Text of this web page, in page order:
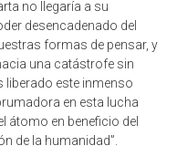
desencadenado del
formas de pensar, y
una catástrofe sin
liberado este inmenso
en esta lucha
átomo en beneficio del
de la humanidad”.